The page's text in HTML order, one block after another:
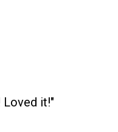
Loved it!"